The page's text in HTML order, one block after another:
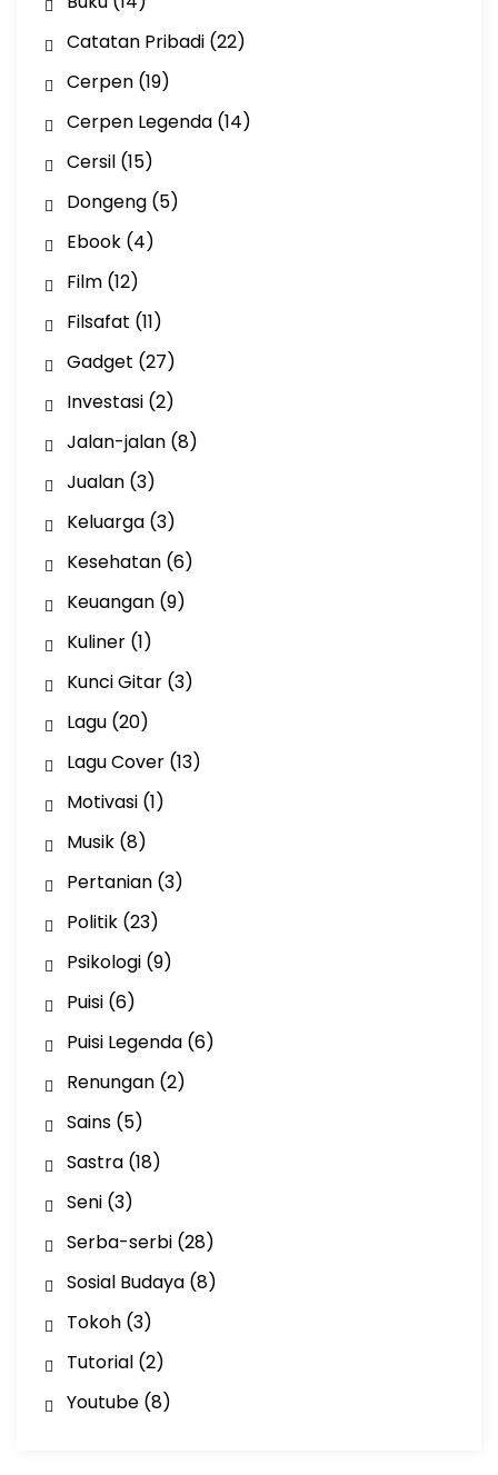
Catatan Pribadi(22)
Cerpen(19)
Cerpen Legenda(14)
Cersil(15)
Dongeng(5)
Ebook(4)
Film(12)
Filsafat (11)
Gadget (27)
Investasi(2)
Jalan-jalan(8)
Jualan(3)
Keluarga(3)
Kesehatan(6)
Keuangan(9)
Kuliner(1)
Kunci Gitar(3)
Lagu(20)
Lagu Cover(13)
Motivasi(1)
Musik(8)
Pertanian(3)
Politik(23)
Psikologi(9)
Puisi(6)
Puisi Legenda(6)
Renungan(2)
Sains(5)
Sastra(18)
Seni(3)
Serba-serbi(28)
Sosial Budaya(8)
Tokoh(3)
Tutorial(2)
Youtube(8)